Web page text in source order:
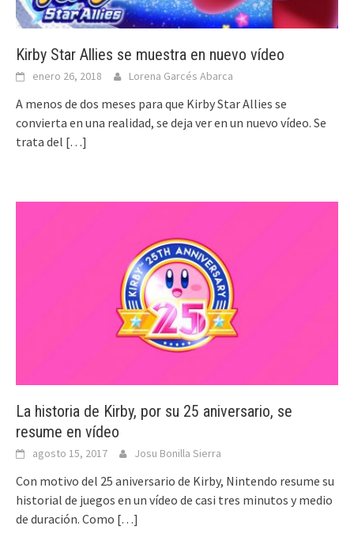
Kirby Star Allies se muestra en nuevo vídeo
enero 26, 2018 Lorena Garcés Abarca
A menos de dos meses para que Kirby Star Allies se
convierta en una realidad, se deja ver en un nuevo vídeo. Se
trata del […]
La historia de Kirby, por su 25 aniversario, se
resume en vídeo
agosto 15, 2017 Josu Bonilla Sierra
Con motivo del 25 aniversario de Kirby, Nintendo resume su
historial de juegos en un vídeo de casi tres minutos y medio
de duración. Como […]